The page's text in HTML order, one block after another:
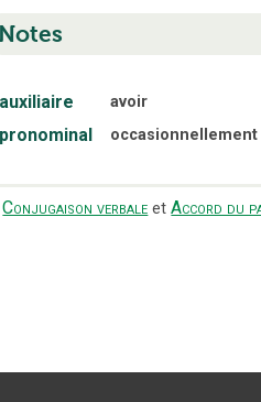
auxiliaire avoir
pronominal occasionnellement
Conjugaison verbale etAccord du